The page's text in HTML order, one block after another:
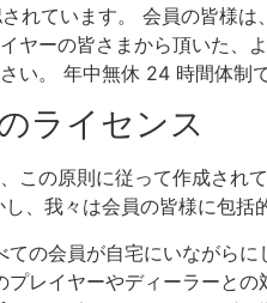
れています。 会員の皆様
ヤーの皆さまから頂いた、
い。 年中無休 24 時間体制
ライセンス
この原則に従って作成され
、我々は会員の皆様に包括
の会員が自宅にいながらに
レイヤーやディーラーと